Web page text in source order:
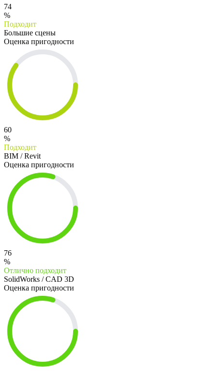
74
%
Подходит
Большие сцены
Оценка пригодности
60
%
Подходит
BIM / Revit
Оценка пригодности
76
%
Отлично подходит
SolidWorks / CAD 3D
Оценка пригодности